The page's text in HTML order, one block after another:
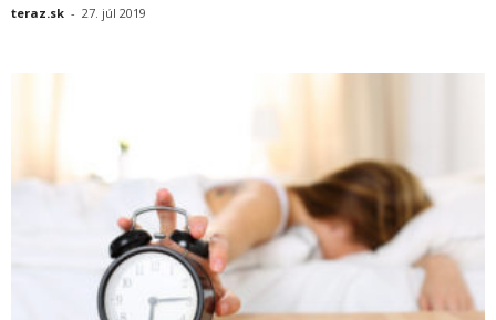
teraz.sk - 27. júl 2019